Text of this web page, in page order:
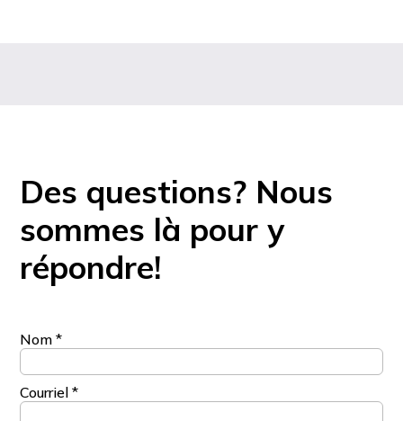
Des questions? Nous
sommes là pour y
répondre!
Nom*
Courriel*